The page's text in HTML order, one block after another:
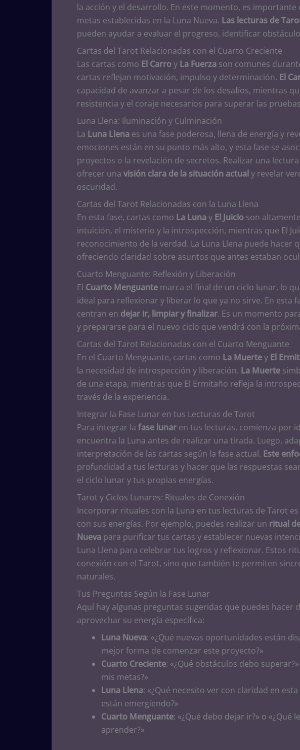
la acción y el desarrollo. En este momento, es
metas establecidas en la Luna Nueva. Las lecturas de
pueden ayudar a evaluar el progreso, identificar
Cartas del Tarot Relacionadas con el Cuarto Creciente
Las cartas como El Carroy La Fuerza son comunes
cartas reflejan motivación, impulso y determinación. El
capacidad de avanzar a pesar de los desafíos, mientras
resistencia y el coraje necesarios para superar las
Luna Llena: Iluminación y Culminación
La Luna Llena es una fase poderosa, llena de energía y
emociones están en su punto más alto, y esta fase se
proyectos o la revelación de secretos. Realizar una
ofrecer una visión clara de la situación actualy revelar
oscuridad.
Cartas del Tarot Relacionadas con la Luna Llena
En esta fase, cartas como La Lunay El Juicio son
intuición, el misterio y la introspección, mientras que El
reconocimiento de la verdad. La Luna Llena puede hacer
ofreciendo claridad sobre asuntos que antes estaban
Cuarto Menguante: Reflexión y Liberación
El Cuarto Menguante marca el final de un ciclo lunar, lo
ideal para reflexionar y liberar lo que ya no sirve. En esta
centran en dejar ir, limpiar y finalizar. Es un momento
y prepararse para el nuevo ciclo que vendrá con la
Cartas del Tarot Relacionadas con el Cuarto Menguante
En el Cuarto Menguante, cartas como La Muertey El
la necesidad de introspección y liberación. La Muerte
de una etapa, mientras que El Ermitaño refleja la
través de la experiencia.
Integrar la Fase Lunar en tus Lecturas de Tarot
Para integrar la fase lunar en tus lecturas, comienza por
encuentra la Luna antes de realizar una tirada. Luego,
interpretación de las cartas según la fase actual. Este
profundidad a tus lecturas y hacer que las respuestas
el ciclo lunar y tus propias energías.
Tarot y Ciclos Lunares: Rituales de Conexión
Incorporar rituales con la Luna en tus lecturas de Tarot
con sus energías. Por ejemplo, puedes realizar un ritual
Nueva para purificar tus cartas y establecer nuevas
Luna Llena para celebrar tus logros y reflexionar. Estos
conexión con el Tarot, sino que también te permiten
naturales.
Tus Preguntas Según la Fase Lunar
Aquí hay algunas preguntas sugeridas que puedes hacer
aprovechar su energía específica:
Luna Nueva: «¿Qué nuevas oportunidades están
mejor forma de comenzar este proyecto?»
Cuarto Creciente: «¿Qué obstáculos debo
mis metas?»
Luna Llena: «¿Qué necesito ver con claridad en
están emergiendo?»
Cuarto Menguante: «¿Qué debo dejar ir?» o «¿Qué
aprender?»